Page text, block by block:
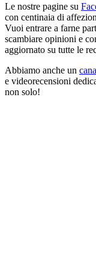
Le nostre pagine su
con centinaia di
Vuoi entrare a farne
scambiare opinioni e
aggiornato su tutte le
Abbiamo anche un
e videorecensioni
non solo!